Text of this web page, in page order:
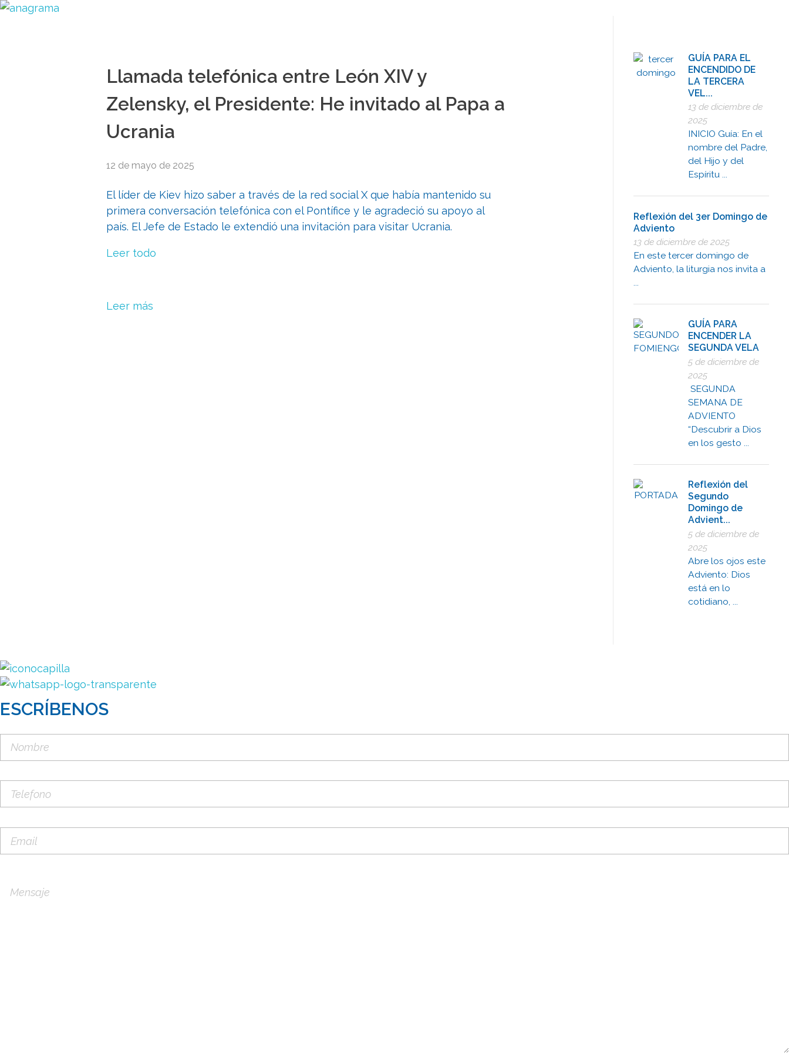
Llamada telefónica entre León XIV y
Zelensky, el Presidente: He invitado al Papa a
Ucrania
12 de mayo de 2025
El líder de Kiev hizo saber a través de la red social X que había mantenido su
primera conversación telefónica con el Pontífice y le agradeció su apoyo al
país. El Jefe de Estado le extendió una invitación para visitar Ucrania.
Leer todo
Leer más
GUÍA PARA EL
ENCENDIDO DE
LA TERCERA
VEL...
13 de diciembre de
2025
INICIO Guía: En el
nombre del Padre,
del Hijo y del
Espíritu ...
Reflexión del 3er Domingo de
Adviento
13 de diciembre de 2025
En este tercer domingo de
Adviento, la liturgia nos invita a
...
GUÍA PARA
ENCENDER LA
SEGUNDA VELA
5 de diciembre de
2025
SEGUNDA
SEMANA DE
ADVIENTO
“Descubrir a Dios
en los gesto ...
Reflexión del
Segundo
Domingo de
Advient...
5 de diciembre de
2025
Abre los ojos este
Adviento: Dios
está en lo
cotidiano, ...
ESCRÍBENOS